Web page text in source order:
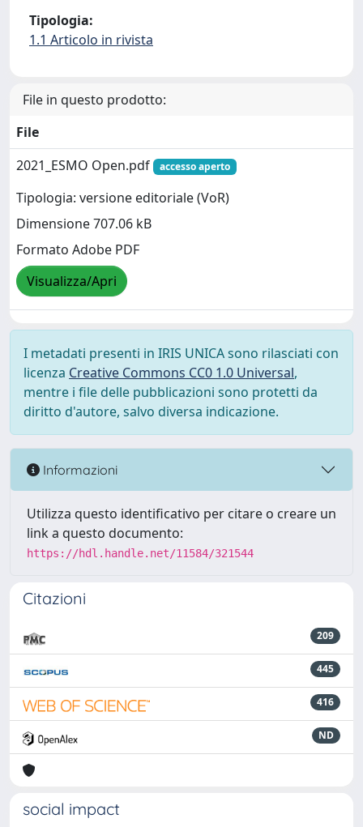
Tipologia:
1.1 Articolo in rivista
File in questo prodotto:
File
2021_ESMO Open.pdf
accesso aperto
Tipologia: versione editoriale (VoR)
Dimensione 707.06 kB
Formato Adobe PDF
Visualizza/Apri
I metadati presenti in IRIS UNICA sono rilasciati con
licenza Creative Commons CC0 1.0 Universal,
mentre i file delle pubblicazioni sono protetti da
diritto d'autore, salvo diversa indicazione.
Informazioni
Utilizza questo identificativo per citare o creare un
link a questo documento:
https://hdl.handle.net/11584/321544
Citazioni
209
445
416
ND
social impact